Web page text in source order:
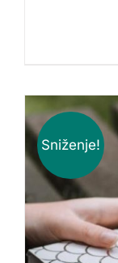
Sniženje!